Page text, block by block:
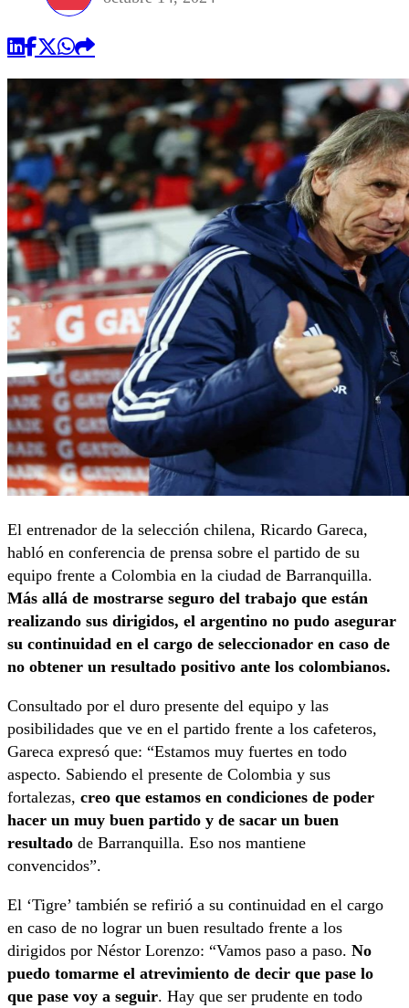
El entrenador de la selección chilena, Ricardo Gareca,
habló en conferencia de prensa sobre el partido de su
equipo frente a Colombia en la ciudad de Barranquilla.
Más allá de mostrarse seguro del trabajo que están
realizando sus dirigidos, el argentino no pudo asegurar
su continuidad en el cargo de seleccionador en caso de
no obtener un resultado positivo ante los colombianos.
Consultado por el duro presente del equipo y las
posibilidades que ve en el partido frente a los cafeteros,
Gareca expresó que: “Estamos muy fuertes en todo
aspecto. Sabiendo el presente de Colombia y sus
fortalezas, creo que estamos en condiciones de poder
hacer un muy buen partido y de sacar un buen
resultado de Barranquilla. Eso nos mantiene
convencidos”.
El ‘Tigre’ también se refirió a su continuidad en el cargo
en caso de no lograr un buen resultado frente a los
dirigidos por Néstor Lorenzo: “Vamos paso a paso. No
puedo tomarme el atrevimiento de decir que pase lo
que pase voy a seguir. Hay que ser prudente en todo